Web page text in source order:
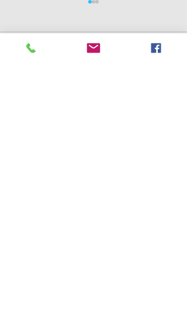
Comments 0.0 / 5 (0)